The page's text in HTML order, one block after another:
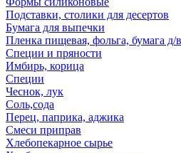
Подставки, столики для десертов
Бумага для выпечки
Пленка пищевая, фольга, бумага д/
Специи и пряности
Имбирь, корица
Специи
Чеснок, лук
Соль,сода
Перец, паприка, аджика
Смеси приправ
Хлебопекарное сырье